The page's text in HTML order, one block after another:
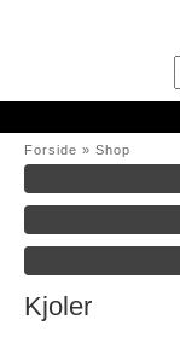
Forside » Shop
KOLLEKTION
Kjoler